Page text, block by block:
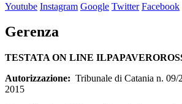
Youtube Instagram Google Twitter Facebook
Gerenza
TESTATA ON LINE
Autorizzazione: Tribunale di Catania n.
2015